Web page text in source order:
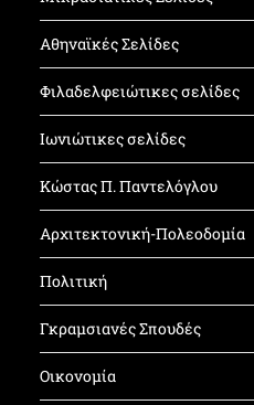
Αθηναϊκές Σελίδες
Φιλαδελφειώτικες σελίδες
Ιωνιώτικες σελίδες
Κώστας Π. Παντελόγλου
Αρχιτεκτονική-Πολεοδομία
Πολιτική
Γκραμσιανές Σπουδές
Οικονομία